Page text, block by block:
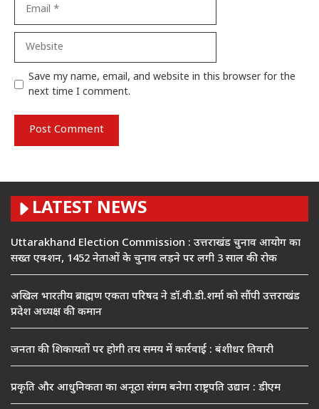
Save my name, email, and website in this browser for the
next time I comment.
LATEST NEWS
Uttarakhand Election Commission : उत्तराखंड चुनाव आयोग का
सख्त एक्शन, 1452 नेताओं के चुनाव लड़ने पर लगी 3 साल की रोक
अखिल भारतीय ब्राह्मण एकता परिषद ने डॉ.वी.डी.शर्मा को सौंपी उत्तराखंड
प्रदेश अध्यक्ष की कमान
जनता की शिकायतों पर होगी तय समय में कार्रवाई : बंशीधर तिवारी
प्रकृति और आधुनिकता का अनूठा संगम बनेगा राष्ट्रपति उद्यान : डीएम